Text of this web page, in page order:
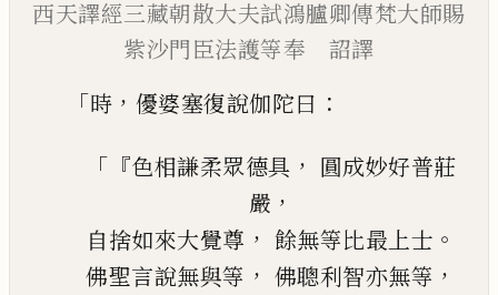
西天譯經三藏朝散大夫試鴻臚卿傳梵大師賜
紫沙門臣法護等奉 詔譯
「時 ， 優婆塞復說伽陀曰 ：
「『色相謙柔眾德具 ， 圓成妙好普莊
嚴 ，
自捨如來大覺尊 ， 餘無等比最上士 。
佛聖言說無與等 ， 佛聰利智亦無等 ，